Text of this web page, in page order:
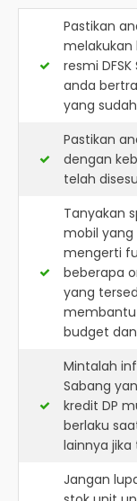
Pastikan
melakukan
resmi
anda
yang
Pastikan
dengan
telah
Tanyakan
mobil yang
mengerti
beberapa
yang
budget
Mintalah
Sabang
kredit DP
berlaku
lainnya jika
Jangan